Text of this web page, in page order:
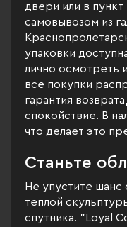
двери или в
самовывозом из
упаковки
лично осмотреть
все покупки
гарантия
спокойствие. В
что делает это
Станьте
Не упустите шанс
теплой
спутника. "Loyal